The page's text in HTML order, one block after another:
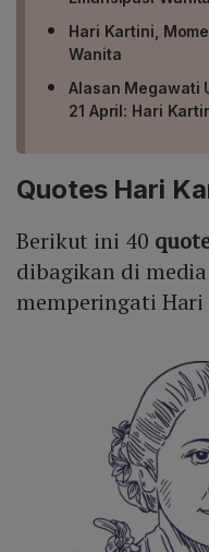
Hari Kartini,
Wanita
Alasan Megawati
21 April: Hari
Quotes Hari
Berikut ini 40
dibagikan di
memperingati